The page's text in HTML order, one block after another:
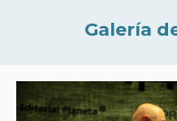
Galería